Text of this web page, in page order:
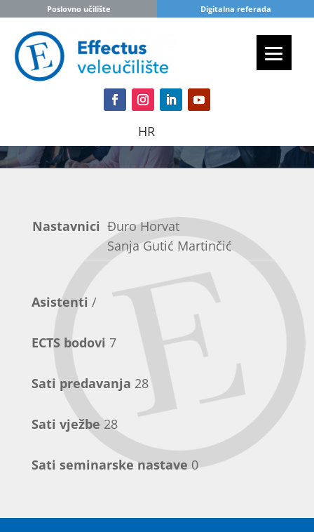
Poslovno učilište Digitalna referada
HR
Nastavnici Đuro Horvat
Sanja Gutić Martinčić
Asistenti /
ECTS bodovi 7
Sati predavanja 28
Sati vježbe 28
Sati seminarske nastave 0